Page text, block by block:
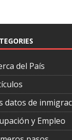
del País
datos de
y Empleo